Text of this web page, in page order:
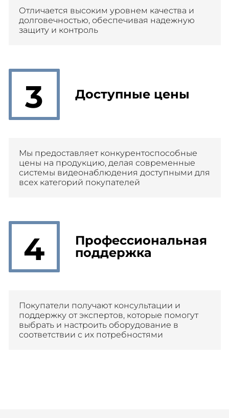
Отличается высоким уровнем качества и
долговечностью, обеспечивая надежную
защиту и контроль
3 Доступные цены
Мы предоставляет конкурентоспособные
цены на продукцию, делая современные
системы видеонаблюдения доступными для
всех категорий покупателей
4
Профессиональная
поддержка
Покупатели получают консультации и
поддержку от экспертов, которые помогут
выбрать и настроить оборудование в
соответствии с их потребностями